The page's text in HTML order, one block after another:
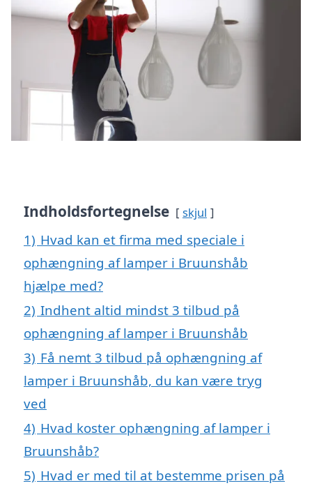
Indholdsfortegnelse skjul
1) Hvad kan et firma med speciale i
ophængning af lamper i Bruunshåb
hjælpe med?
2) Indhent altid mindst 3 tilbud på
ophængning af lamper i Bruunshåb
3) Få nemt 3 tilbud på ophængning af
lamper i Bruunshåb, du kan være tryg
ved
4) Hvad koster ophængning af lamper i
Bruunshåb?
5) Hvad er med til at bestemme prisen på